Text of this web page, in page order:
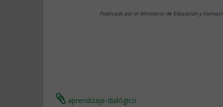
Publicado por el Ministerio de Educación y
aprendizaje-dialógico